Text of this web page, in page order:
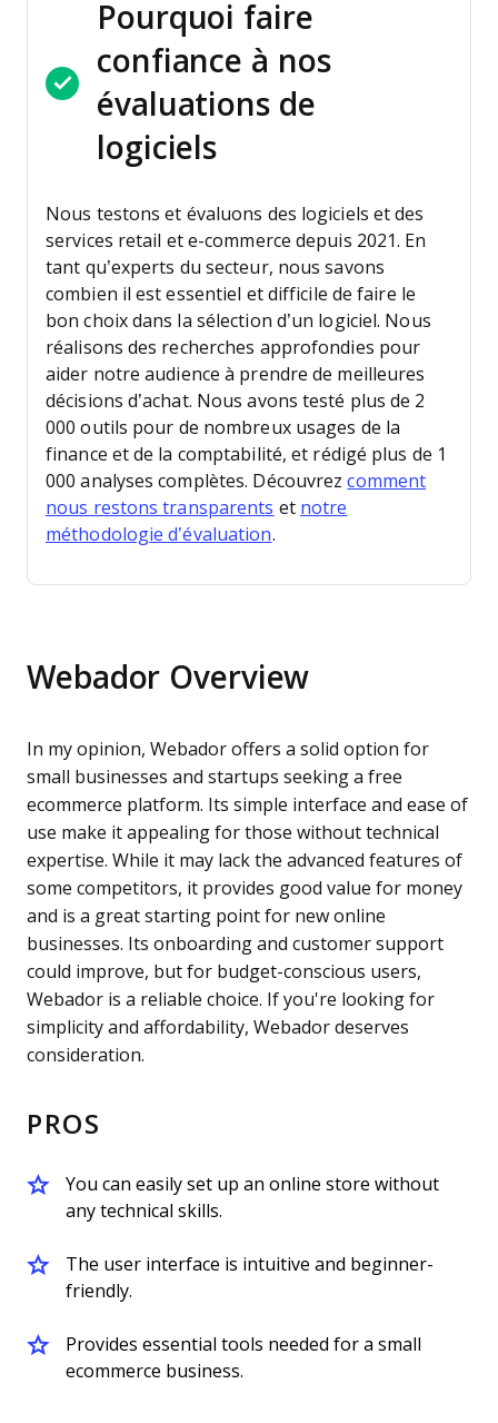
Pourquoi faire
confiance à nos
évaluations de
logiciels
Nous testons et évaluons des logiciels et des
services retail et e-commerce depuis 2021. En
tant qu’experts du secteur, nous savons
combien il est essentiel et difficile de faire le
bon choix dans la sélection d’un logiciel. Nous
réalisons des recherches approfondies pour
aider notre audience à prendre de meilleures
décisions d’achat. Nous avons testé plus de 2
000 outils pour de nombreux usages de la
finance et de la comptabilité, et rédigé plus de 1
000 analyses complètes. Découvrezcomment
nous restons transparents et notre
méthodologie d’évaluation.
Webador Overview
In my opinion, Webador offers a solid option for
small businesses and startups seeking a free
ecommerce platform. Its simple interface and ease of
use make it appealing for those without technical
expertise. While it may lack the advanced features of
some competitors, it provides good value for money
and is a great starting point for new online
businesses. Its onboarding and customer support
could improve, but for budget-conscious users,
Webador is a reliable choice. If you're looking for
simplicity and affordability, Webador deserves
consideration.
PROS
You can easily set up an online store without
any technical skills.
The user interface is intuitive and beginner-
friendly.
Provides essential tools needed for a small
ecommerce business.